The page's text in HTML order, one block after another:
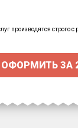
производятся строго с
ОФОРМИТЬ ЗА